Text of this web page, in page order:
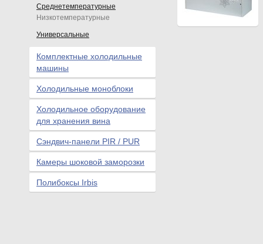
Среднетемпературные
Низкотемпературные
Универсальные
Комплектные холодильные
машины
Холодильные моноблоки
Холодильное оборудование
для хранения вина
Сэндвич-панели PIR / PUR
Камеры шоковой заморозки
Полибоксы Irbis